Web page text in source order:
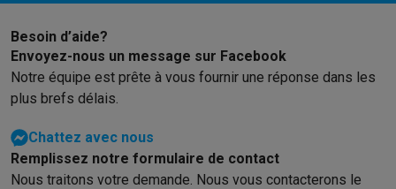
Besoin d’aide?
Envoyez-nous un message sur Facebook
Notre équipe est prête à vous fournir une réponse dans les
plus brefs délais.
Chattez avec nous
Remplissez notre formulaire de contact
Nous traitons votre demande. Nous vous contacterons le